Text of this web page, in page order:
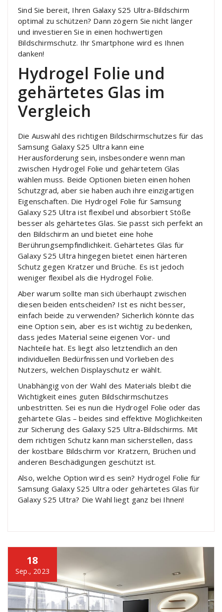
Sind Sie bereit, Ihren Galaxy S25 Ultra-Bildschirm
optimal zu schützen? Dann zögern Sie nicht länger
und investieren Sie in einen hochwertigen
Bildschirmschutz. Ihr Smartphone wird es Ihnen
danken!
Hydrogel Folie und
gehärtetes Glas im
Vergleich
Die Auswahl des richtigen Bildschirmschutzes für das
Samsung Galaxy S25 Ultra kann eine
Herausforderung sein, insbesondere wenn man
zwischen Hydrogel Folie und gehärtetem Glas
wählen muss. Beide Optionen bieten einen hohen
Schutzgrad, aber sie haben auch ihre einzigartigen
Eigenschaften. Die Hydrogel Folie für Samsung
Galaxy S25 Ultra ist flexibel und absorbiert Stöße
besser als gehärtetes Glas. Sie passt sich perfekt an
den Bildschirm an und bietet eine hohe
Berührungsempfindlichkeit. Gehärtetes Glas für
Galaxy S25 Ultra hingegen bietet einen härteren
Schutz gegen Kratzer und Brüche. Es ist jedoch
weniger flexibel als die Hydrogel Folie.
Aber warum sollte man sich überhaupt zwischen
diesen beiden entscheiden? Ist es nicht besser,
einfach beide zu verwenden? Sicherlich könnte das
eine Option sein, aber es ist wichtig zu bedenken,
dass jedes Material seine eigenen Vor- und
Nachteile hat. Es liegt also letztendlich an den
individuellen Bedürfnissen und Vorlieben des
Nutzers, welchen Displayschutz er wählt.
Unabhängig von der Wahl des Materials bleibt die
Wichtigkeit eines guten Bildschirmschutzes
unbestritten. Sei es nun die Hydrogel Folie oder das
gehärtete Glas – beides sind effektive Möglichkeiten
zur Sicherung des Galaxy S25 Ultra-Bildschirms. Mit
dem richtigen Schutz kann man sicherstellen, dass
der kostbare Bildschirm vor Kratzern, Brüchen und
anderen Beschädigungen geschützt ist.
Also, welche Option wird es sein? Hydrogel Folie für
Samsung Galaxy S25 Ultra oder gehärtetes Glas für
Galaxy S25 Ultra? Die Wahl liegt ganz bei Ihnen!
18
Sep., 2023